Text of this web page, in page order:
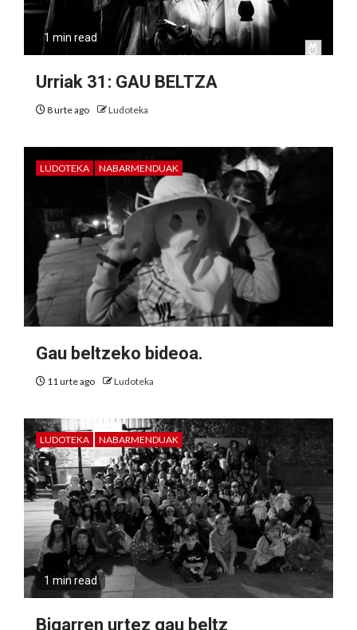
1 min read
Urriak 31: GAU BELTZA
8 urte ago Ludoteka
LUDOTEKA NABARMENDUAK
Gau beltzeko bideoa.
11 urte ago Ludoteka
LUDOTEKA NABARMENDUAK
1 min read
Bigarren urtez gau beltz